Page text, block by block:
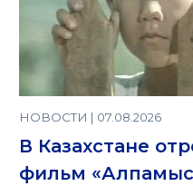
НОВОСТИ | 07.08.2026
В Казахстане
фильм